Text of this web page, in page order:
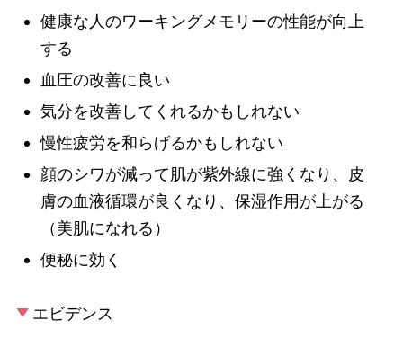
健康な人のワーキングメモリーの性能が向上
する
血圧の改善に良い
気分を改善してくれるかもしれない
慢性疲労を和らげるかもしれない
顔のシワが減って肌が紫外線に強くなり、皮
膚の血液循環が良くなり、保湿作用が上がる
（美肌になれる）
便秘に効く
エビデンス